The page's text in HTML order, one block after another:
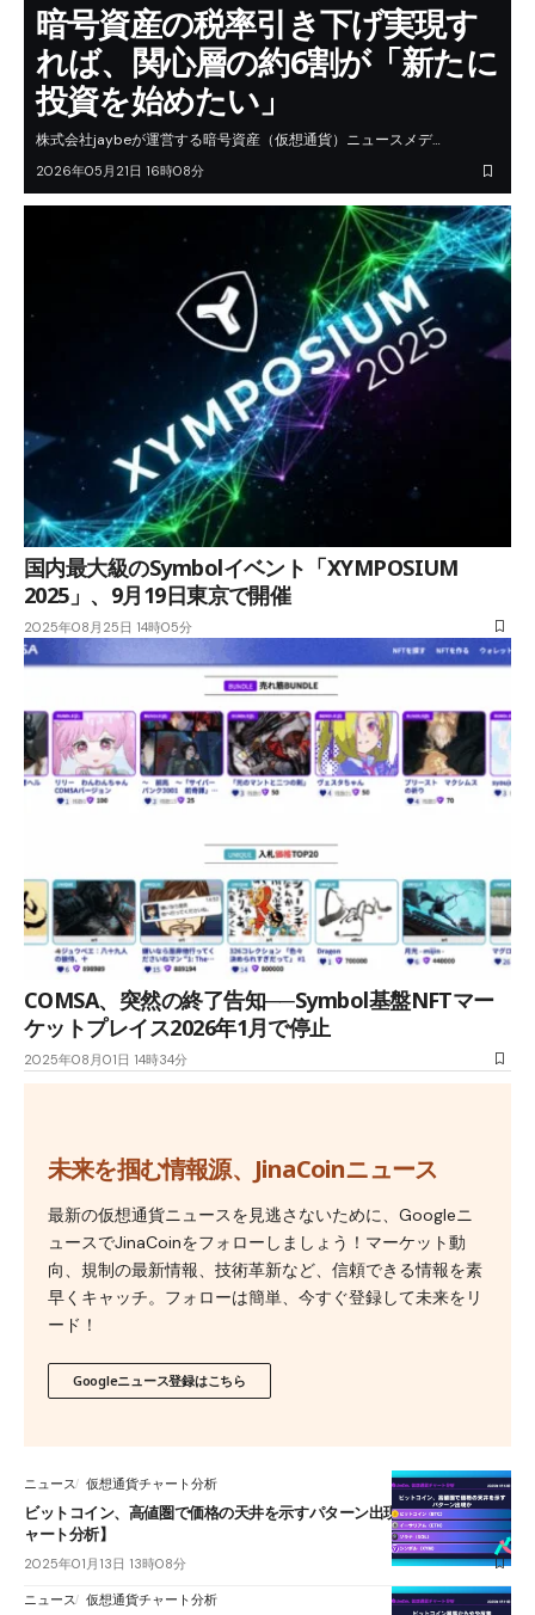
暗号資産の税率引き下げ実現す
れば、関心層の約6割が「新たに
投資を始めたい」
株式会社jaybeが運営する暗号資産（仮想通貨）ニュースメデ…
2026年05月21日 16時08分
国内最大級のSymbolイベント「XYMPOSIUM
2025」、9月19日東京で開催
2025年08月25日 14時05分
COMSA、突然の終了告知──Symbol基盤NFTマー
ケットプレイス2026年1月で停止
2025年08月01日 14時34分
未来を掴む情報源、JinaCoinニュース
最新の仮想通貨ニュースを見逃さないために、Googleニ
ュースでJinaCoinをフォローしましょう！マーケット動
向、規制の最新情報、技術革新など、信頼できる情報を素
早くキャッチ。フォローは簡単、今すぐ登録して未来をリ
ード！
Googleニュース登録はこちら
ニュース 仮想通貨チャート分析
ビットコイン、高値圏で価格の天井を示すパターン出現か【仮想通貨チ
ャート分析】
2025年01月13日 13時08分
ニュース 仮想通貨チャート分析